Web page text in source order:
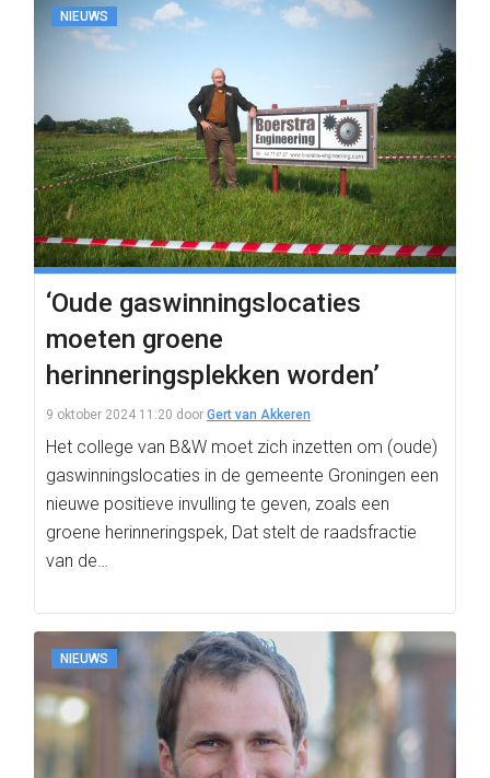
NIEUWS
‘Oude gaswinningslocaties
moeten groene
herinneringsplekken worden’
9 oktober 2024 11:20 door Gert van Akkeren
Het college van B&W moet zich inzetten om (oude)
gaswinningslocaties in de gemeente Groningen een
nieuwe positieve invulling te geven, zoals een
groene herinneringspek, Dat stelt de raadsfractie
van de…
NIEUWS